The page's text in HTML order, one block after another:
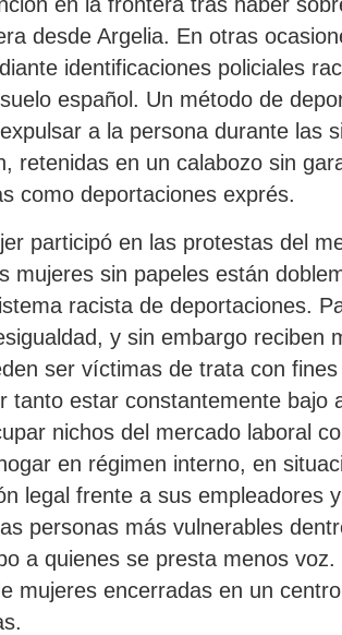
desde Argelia. En otras
identificaciones policiales
español. Un método de
a la persona durante las
retenidas en un calabozo sin
como deportaciones exprés.
participó en las protestas del
mujeres sin papeles están
racista de deportaciones.
y sin embargo reciben
ser víctimas de trata con
tanto estar constantemente bajo
nichos del mercado laboral
en régimen interno, en
legal frente a sus empleadores
personas más vulnerables
a quienes se presta menos
mujeres encerradas en un